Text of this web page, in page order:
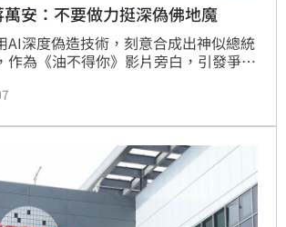
安：不要做力挺深偽佛地魔
AI深度偽造技術，刻意合成出神似總統
作為《油不得你》影片旁白，引發爭
，更放話「嚴正告訴賴政府，有事衝
萬安美國名校畢業又取得律師資格，卻
呼「如果不是法律知識專業有所欠缺就
這樣的行為我們無法接受」。並喊話蔣